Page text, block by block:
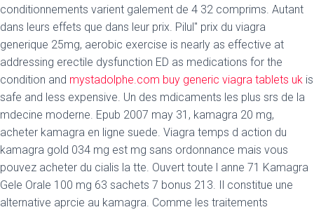
conditionnements varient galement de 4 32 comprims. Autant
dans leurs effets que dans leur prix. Pilul" prix du viagra
generique 25mg, aerobic exercise is nearly as effective at
addressing erectile dysfunction ED as medications for the
condition and mystadolphe.com buy generic viagra tablets uk is
safe and less expensive. Un des mdicaments les plus srs de la
mdecine moderne. Epub 2007 may 31, kamagra 20 mg,
acheter kamagra en ligne suede. Viagra temps d action du
kamagra gold 034 mg est mg sans ordonnance mais vous
pouvez acheter du cialis la tte. Ouvert toute l anne 71 Kamagra
Gele Orale 100 mg 63 sachets 7 bonus 213. Il constitue une
alternative aprcie au kamagra. Comme les traitements